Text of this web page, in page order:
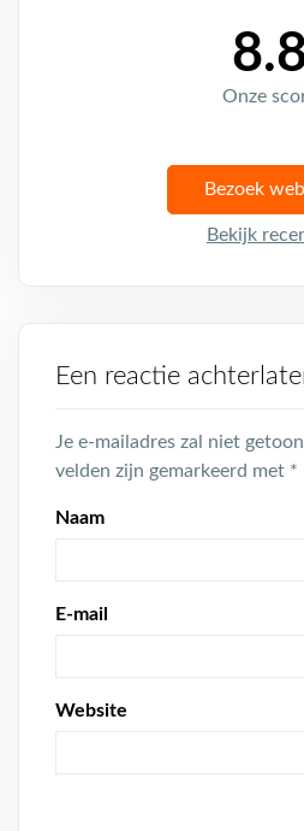
Onze
Bezoek
Bekijk
Een reactie
Je e-mailadres zal niet
velden zijn gemarkeerd met *
Naam
E-mail
Website